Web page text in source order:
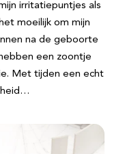
irritatiepuntjes als
moeilijk om mijn
na de geboorte
een zoontje
Met tijden een echt